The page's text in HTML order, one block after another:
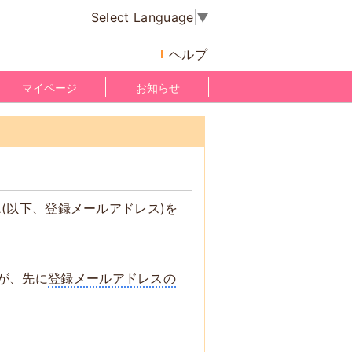
Select Language ▼
ヘルプ
マイページ お知らせ
(以下、登録メールアドレス)を
、先に登録メールアドレスの